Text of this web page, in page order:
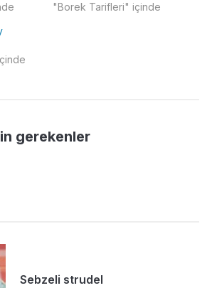
"Borek Tarifleri" içinde
gerekenler
Sebzeli strudel